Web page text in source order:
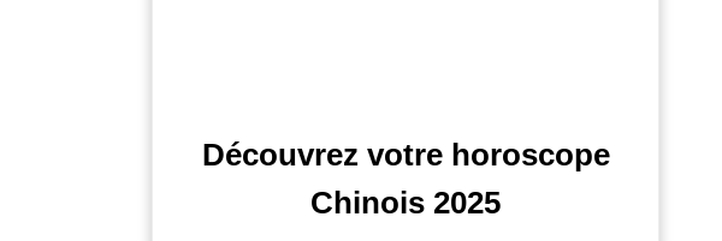
le bien-être et l’avenir de l’humanité. Toutefois, il faudra faire preuve de prudence et de patience pour
réfléchir à nos aspirations profondes, et à collaborer pour construire un monde meilleur ! Comment
Découvrez votre horoscope
Chinois 2025